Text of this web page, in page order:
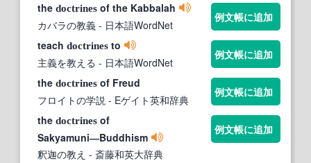
the doctrines of the Kabbalah
カバラの教義 - 日本語WordNet
例文帳に追加
teach doctrines to
主義を教える - 日本語WordNet
例文帳に追加
the doctrines of Freud
フロイトの学説 - Eゲイト英和辞典
例文帳に追加
the doctrines of
Sakyamuni―Buddhism
釈迦の教え - 斎藤和英大辞典
例文帳に追加